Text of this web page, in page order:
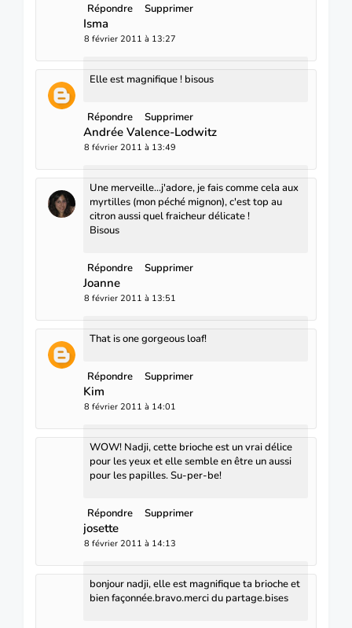
Répondre Supprimer
Isma
8 février 2011 à 13:27
Elle est magnifique ! bisous
Répondre Supprimer
Andrée Valence-Lodwitz
8 février 2011 à 13:49
Une merveille...j'adore, je fais comme cela aux
myrtilles (mon péché mignon), c'est top au
citron aussi quel fraicheur délicate !
Bisous
Répondre Supprimer
Joanne
8 février 2011 à 13:51
That is one gorgeous loaf!
Répondre Supprimer
Kim
8 février 2011 à 14:01
WOW! Nadji, cette brioche est un vrai délice
pour les yeux et elle semble en être un aussi
pour les papilles. Su-per-be!
Répondre Supprimer
josette
8 février 2011 à 14:13
bonjour nadji, elle est magnifique ta brioche et
bien façonnée.bravo.merci du partage.bises